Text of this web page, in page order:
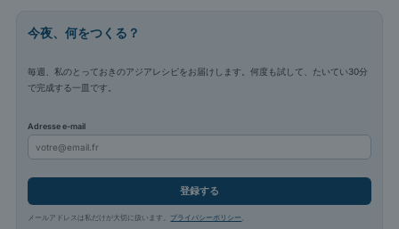
今夜、何をつくる？
毎週、私のとっておきのアジアレシピをお届けします。何度も試して、たいてい30分
で完成する一皿です。
Adresse e-mail
登録する
メールアドレスは私だけが大切に扱います。 プライバシーポリシー